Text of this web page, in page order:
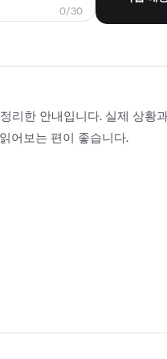
0/30
리한 안내입니다. 실제 상황
어보는 편이 좋습니다.